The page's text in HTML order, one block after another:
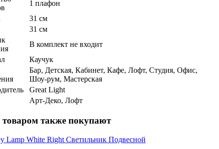
1 плафон
31 см
31 см
В комплект не входит
Каучук
Бар, Детская, Кабинет, Кафе, Лофт, Студия, Офис,
Шоу-рум, Мастерская
Great Light
Арт-Деко, Лофт
также покупают